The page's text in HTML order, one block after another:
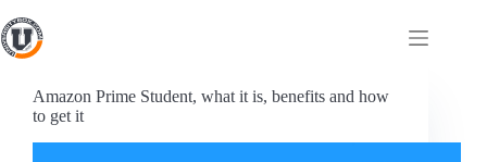
Amazon Prime Student, what it is, benefits and how
to get it